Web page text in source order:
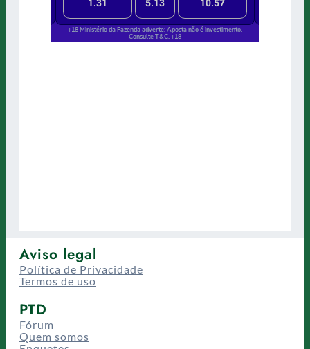
Aviso legal
Política de Privacidade
Termos de uso
PTD
Fórum
Quem somos